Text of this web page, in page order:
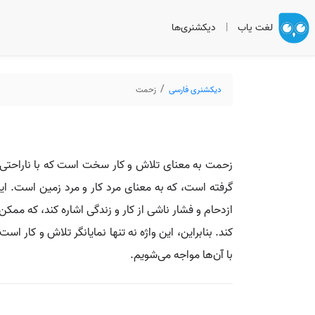
لغت یاب | دیکشنری‌ها
دیکشنری فارسی زحمت
زحمت به معنای تلاش و کار سخت است که با ناراحتی
گرفته است، که به معنای مرد کار و مرد زمین
ازدحام و فشار ناشی از کار و زندگی اشاره کند، که
کند. بنابراین، این واژه نه‌ تنها نمایانگر تلاش و
با آن‌ها مواجه می‌شویم.